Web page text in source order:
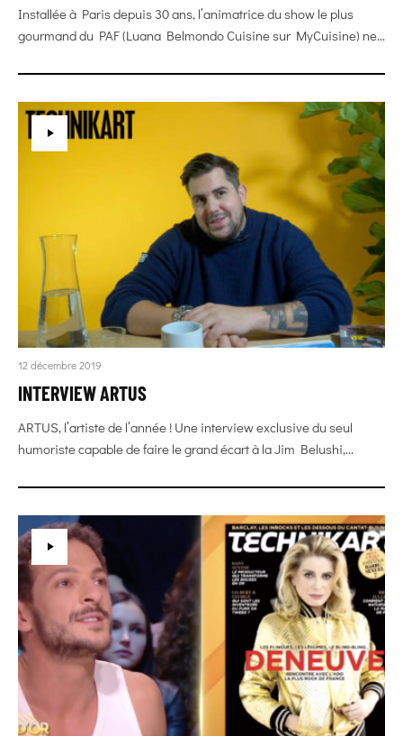
Installée à Paris depuis 30 ans, l’animatrice du show le plus
gourmand du PAF (Luana Belmondo Cuisine sur MyCuisine) ne...
12 décembre 2019
INTERVIEW ARTUS
ARTUS, l’artiste de l’année ! Une interview exclusive du seul
humoriste capable de faire le grand écart à la Jim Belushi,...